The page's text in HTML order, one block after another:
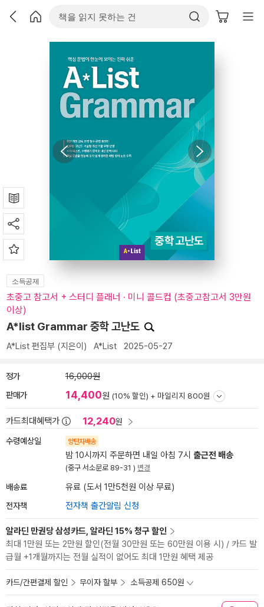
소득공제
초중고 참고서 + 스터디 플래너 · 미니 콜드컵 (초중고참고서 3만원
이상)
A*list Grammar 중학 고난도
A*List 편집부 (지은이) A*List 2025-05-27
정가 16,000원
판매가 14,400원 (10% 할인) + 마일리지 800원
카드최대혜택가 12,240원
수령예상일 양탄자배송
밤 10시까지 주문하면 내일 아침 7시 출근전 배송
(중구 서소문로 89-31 ) 변경
배송료 유료 (도서 1만5천원 이상 무료)
전자책 전자책 출간알림 신청
알라딘 만권당 삼성카드, 알라딘 15% 청구 할인
최대 1만원 또는 2만원 할인(전월 30만원 또는 60만원 이용 시) / 카드 발
급월 +1개월까지는 전월 실적이 없어도 최대 1만원 혜택 제공
카드/간편결제 할인 무이자 할부 소득공제 650원